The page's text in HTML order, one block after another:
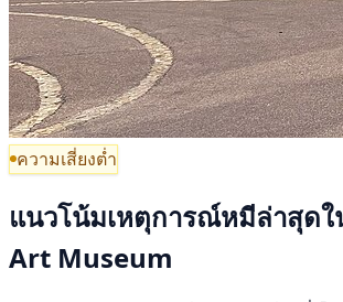
ความเสี่ยงต่ำ
แนวโน้มเหตุการณ์หมีล่าสุดใ
Art Museum